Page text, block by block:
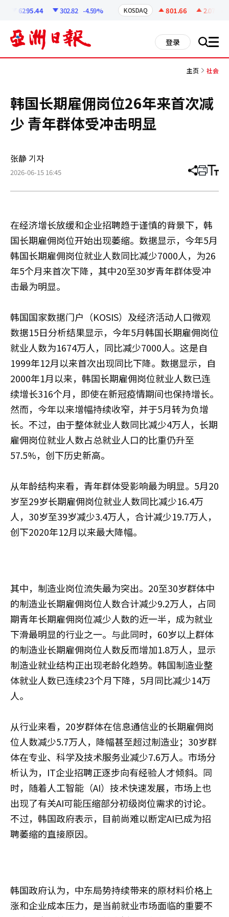
6295.44 302.82 -4.59% KOSDAQ 801.66 2.07
登录 搜 all
主页 社会
韩国长期雇佣岗位26年来首次减
少 青年群体受冲击明显
张静 기자
2026-06-15 16:45 分
章
打 调
小
在经济增长放缓和企业招聘趋于谨慎的背景下，韩
国长期雇佣岗位开始出现萎缩。数据显示，今年5月
韩国长期雇佣岗位就业人数同比减少7000人，为26
年5个月来首次下降，其中20至30岁青年群体受冲
击最为明显。
韩国国家数据门户（KOSIS）及经济活动人口微观
数据15日分析结果显示，今年5月韩国长期雇佣岗位
就业人数为1674万人，同比减少7000人。这是自
1999年12月以来首次出现同比下降。数据显示，自
2000年1月以来，韩国长期雇佣岗位就业人数已连
续增长316个月，即使在新冠疫情期间也保持增长。
然而，今年以来增幅持续收窄，并于5月转为负增
长。不过，由于整体就业人数同比减少4万人，长期
雇佣岗位就业人数占总就业人口的比重仍升至
57.5%，创下历史新高。
从年龄结构来看，青年群体受影响最为明显。5月20
岁至29岁长期雇佣岗位就业人数同比减少16.4万
人，30岁至39岁减少3.4万人，合计减少19.7万人，
创下2020年12月以来最大降幅。
其中，制造业岗位流失最为突出。20至30岁群体中
的制造业长期雇佣岗位人数合计减少9.2万人，占同
期青年长期雇佣岗位减少人数的近一半，成为就业
下滑最明显的行业之一。与此同时，60岁以上群体
的制造业长期雇佣岗位人数反而增加1.8万人，显示
制造业就业结构正出现老龄化趋势。韩国制造业整
体就业人数已连续23个月下降，5月同比减少14万
人。
从行业来看，20岁群体在信息通信业的长期雇佣岗
位人数减少5.7万人，降幅甚至超过制造业；30岁群
体在专业、科学及技术服务业减少7.6万人。市场分
析认为，IT企业招聘正逐步向有经验人才倾斜。同
时，随着人工智能（AI）技术快速发展，市场上也
出现了有关AI可能压缩部分初级岗位需求的讨论。
不过，韩国政府表示，目前尚难以断定AI已成为招
聘萎缩的直接原因。
韩国政府认为，中东局势持续带来的原材料价格上
涨和企业成本压力，是当前就业市场面临的重要不